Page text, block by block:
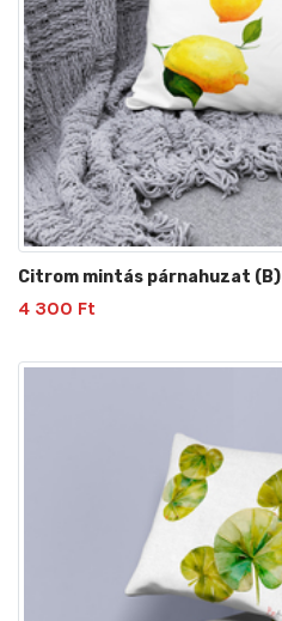
Citrom mintás párnahuzat (B)
4 300 Ft